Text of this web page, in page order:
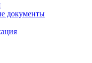
документы